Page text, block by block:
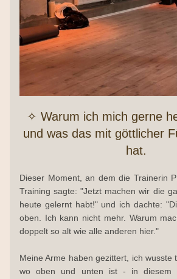
✧ Warum ich mich gerne
und was das mit göttlicher
hat.
Dieser Moment, an dem die Trainerin
Training sagte: "Jetzt machen wir die
heute gelernt habt!" und ich dachte:
oben. Ich kann nicht mehr. Warum
doppelt so alt wie alle anderen hier."
Meine Arme haben gezittert, ich wusste
wo oben und unten ist - in diesem